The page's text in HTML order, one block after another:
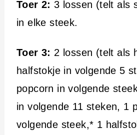
Toer 2:3 lossen (telt als
in elke steek.
Toer 3: 2 lossen (telt als
halfstokje in volgende 5
popcorn in volgende
in volgende 11 steken, 1
volgende steek,* 1